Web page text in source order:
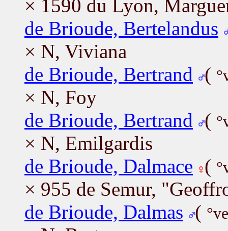
× 1590 du Lyon,
de Brioude, Bertelandus
× N, Viviana
de Brioude, Bertrand
(
× N, Foy
de Brioude, Bertrand
(
× N, Emilgardis
de Brioude, Dalmace (
× 955 de Semur,
de Brioude, Dalmas (